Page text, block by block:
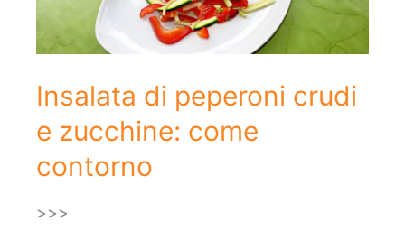
Insalata di peperoni crudi
e zucchine: come
contorno
>>>